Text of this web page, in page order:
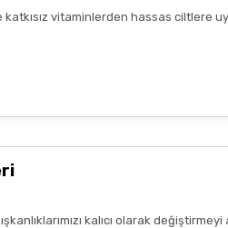
vitaminlerden hassas ciltlere
kalıcı olarak